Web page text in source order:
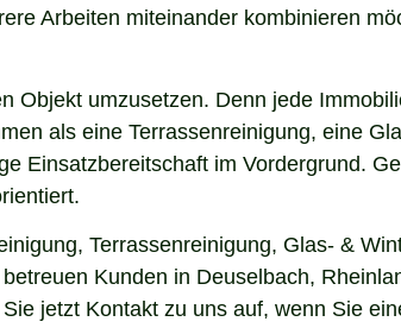
Arbeiten miteinander kombinieren
Objekt umzusetzen. Denn jede
als eine Terrassenreinigung, eine
Einsatzbereitschaft im Vordergrund.
Terrassenreinigung, Glas- &
Kunden in Deuselbach,
jetzt Kontakt zu uns auf, wenn Sie